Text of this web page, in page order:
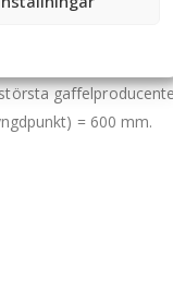
= 600 mm.